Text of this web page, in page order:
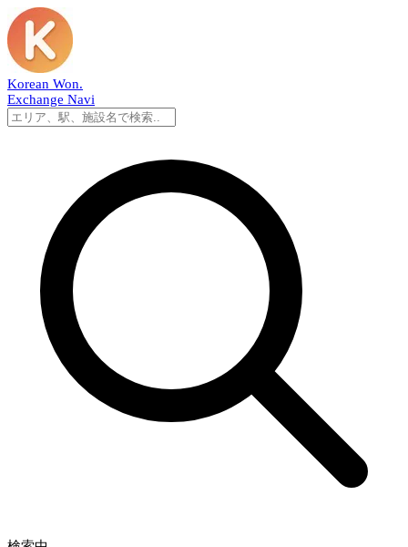
Korean Won.
Exchange Navi